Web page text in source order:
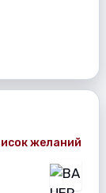
желаний